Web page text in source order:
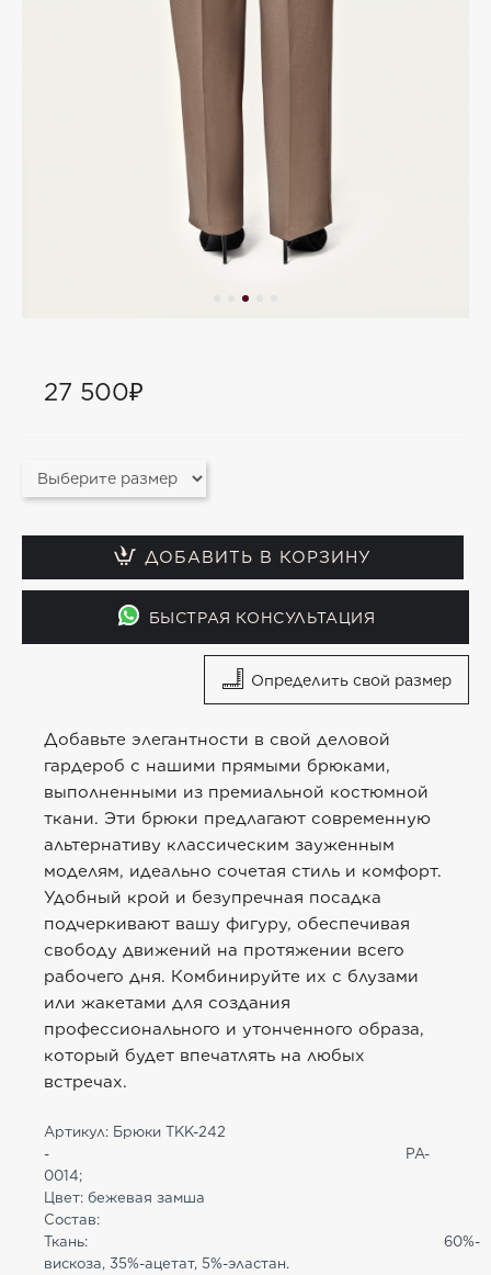
Определить свой размер
Добавьте элегантности в свой деловой
гардероб с нашими прямыми брюками,
выполненными из премиальной костюмной
ткани. Эти брюки предлагают современную
альтернативу классическим зауженным
моделям, идеально сочетая стиль и комфорт.
Удобный крой и безупречная посадка
подчеркивают вашу фигуру, обеспечивая
свободу движений на протяжении всего
рабочего дня. Комбинируйте их с блузами
или жакетами для создания
профессионального и утонченного образа,
который будет впечатлять на любых
встречах.
Артикул: Брюки TKK-242
-
PA-
0014;
Цвет: бежевая замша
Состав:
Ткань: 60%-
вискоза, 35%-ацетат, 5%-эластан.
27 500₽
ДОБАВИТЬ В КОРЗИНУ
БЫСТРАЯ КОНСУЛЬТАЦИЯ